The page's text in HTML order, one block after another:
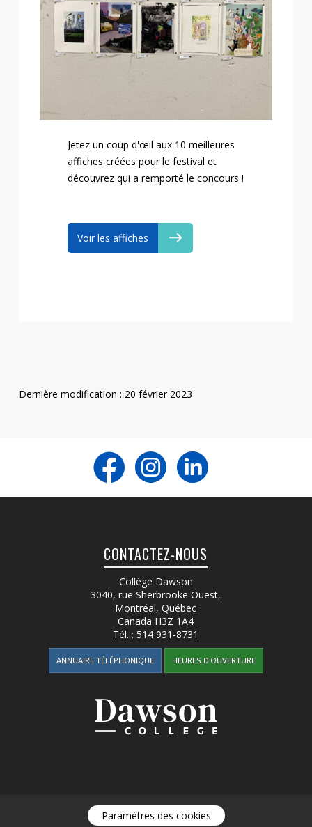
Jetez un coup d'œil aux 10 meilleures
affiches créées pour le festival et
découvrez qui a remporté le concours !
Voir les affiches
Dernière modification : 20 février 2023
CONTACTEZ-NOUS
Collège Dawson
3040, rue Sherbrooke Ouest,
Montréal, Québec
Canada H3Z 1A4
Tél. :514 931-8731
ANNUAIRE TÉLÉPHONIQUE HEURES D'OUVERTURE
Paramètres des cookies